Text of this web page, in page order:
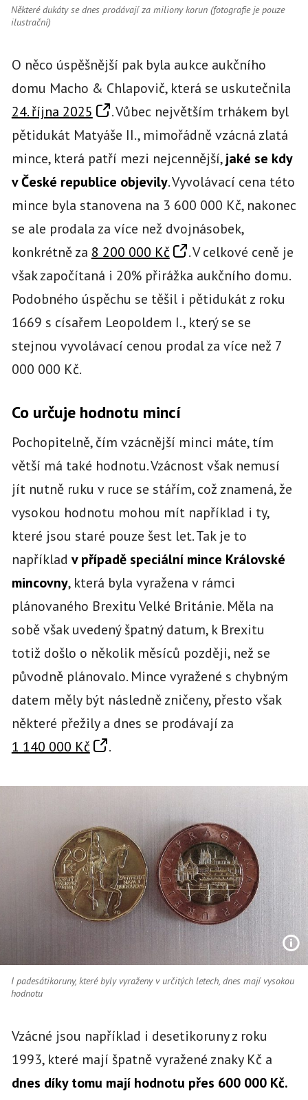
Některé dukáty se dnes prodávají za miliony korun (fotografie je pouze
ilustrační)
O něco úspěšnější pak byla aukce aukčního
domu Macho & Chlapovič, která se uskutečnila
24. října 2025
. Vůbec největším trhákem byl
pětidukát Matyáše II., mimořádně vzácná zlatá
mince, která patří mezi nejcennější,jaké se kdy
v České republice objevily. Vyvolávací cena této
mince byla stanovena na 3 600 000 Kč, nakonec
se ale prodala za více než dvojnásobek,
konkrétně za 8 200 000 Kč
. V celkové ceně je
však započítaná i 20% přirážka aukčního domu.
Podobného úspěchu se těšil i pětidukát z roku
1669 s císařem Leopoldem I., který se se
stejnou vyvolávací cenou prodal za více než 7
000 000 Kč.
Co určuje hodnotu mincí
Pochopitelně, čím vzácnější minci máte, tím
větší má také hodnotu. Vzácnost však nemusí
jít nutně ruku v ruce se stářím, což znamená, že
vysokou hodnotu mohou mít například i ty,
které jsou staré pouze šest let. Tak je to
například v případě speciální mince Královské
mincovny, která byla vyražena v rámci
plánovaného Brexitu Velké Británie. Měla na
sobě však uvedený špatný datum, k Brexitu
totiž došlo o několik měsíců později, než se
původně plánovalo. Mince vyražené s chybným
datem měly být následně zničeny, přesto však
některé přežily a dnes se prodávají za
1 140 000 Kč
.
I padesátikoruny, které byly vyraženy v určitých letech, dnes mají vysokou
hodnotu
Vzácné jsou například i desetikoruny z roku
1993, které mají špatně vyražené znaky Kč a
dnes díky tomu mají hodnotu přes 600 000 Kč.